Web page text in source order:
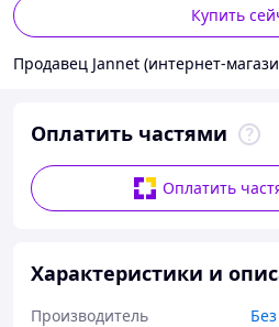
Купить
Продавец Jannet (интернет-
Оплатить частями
Оплатить
Характеристики и
Производитель